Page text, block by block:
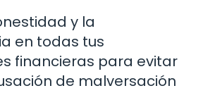
y la
en todas tus
financieras para evitar
de malversación